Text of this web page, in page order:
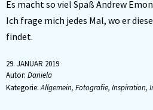
Es macht so viel Spaß Andrew
Ich frage mich jedes Mal, wo er
findet.
29. JANUAR 2019
Autor: Daniela
Kategorie:Allgemein, Fotografie, Inspiration,